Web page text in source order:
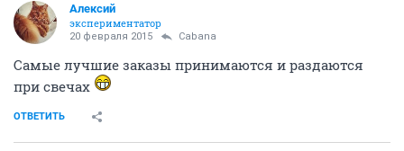
Алексий
экспериментатор
20 февраля 2015 Cabana
Самые лучшие заказы принимаются и раздаются
при свечах
ОТВЕТИТЬ